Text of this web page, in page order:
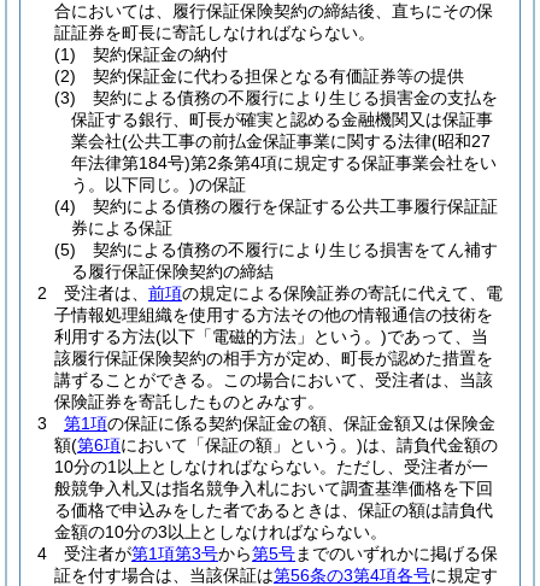
合においては、履行保証保険契約の締結後、直ちにその保
証証券を町長に寄託しなければならない。
(1)
契約保証金の納付
(2)
契約保証金に代わる担保となる有価証券等の提供
(3)
契約による債務の不履行により生じる損害金の支払を
保証する銀行、町長が確実と認める金融機関又は保証事
業会社(公共工事の前払金保証事業に関する法律(昭和27
年法律第184号)第2条第4項に規定する保証事業会社をい
う。以下同じ。)の保証
(4)
契約による債務の履行を保証する公共工事履行保証証
券による保証
(5)
契約による債務の不履行により生じる損害をてん補す
る履行保証保険契約の締結
2
受注者は、 前項の規定による保険証券の寄託に代えて、電
子情報処理組織を使用する方法その他の情報通信の技術を
利用する方法(以下「電磁的方法」という。)であって、当
該履行保証保険契約の相手方が定め、町長が認めた措置を
講ずることができる。
この場合において、受注者は、当該
保険証券を寄託したものとみなす。
3
第1項の保証に係る契約保証金の額、保証金額又は保険金
額(第6項において「保証の額」という。)は、請負代金額の
10分の1以上としなければならない。 ただし、受注者が一
般競争入札又は指名競争入札において調査基準価格を下回
る価格で申込みをした者であるときは、保証の額は請負代
金額の10分の3以上としなければならない。
4
受注者が第1項第3号から第5号までのいずれかに掲げる保
証を付す場合は、当該保証は第56条の3第4項各号に規定す